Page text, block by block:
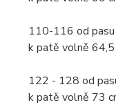
110-116 od pasu
k patě volně 64,5
122 - 128 od
k patě volně 73